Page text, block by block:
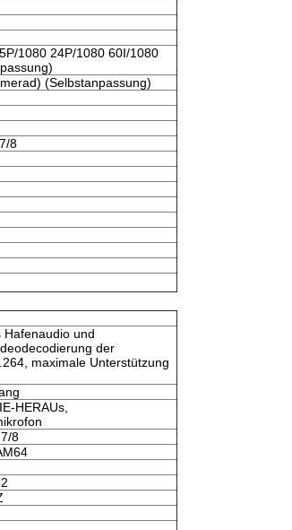
1080 24P/1080 60I/1080
(Selbstanpassung)
8
Hafenaudio und
der
maximale Unterstützung
HERAUs,
8